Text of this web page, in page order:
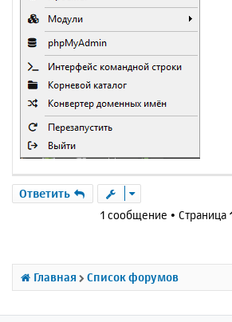
Ответить
1 сообщение • Страница
Главная Список форумов